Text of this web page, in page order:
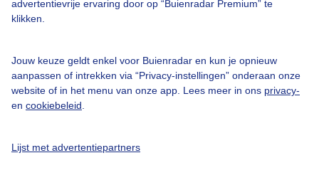
advertentievrije ervaring door op “Buienradar Premium” te
klikken.
Jouw keuze geldt enkel voor Buienradar en kun je opnieuw
aanpassen of intrekken via “Privacy-instellingen” onderaan onze
website of in het menu van onze app. Lees meer in ons privacy-
en cookiebeleid
Lijst met advertentiepartners
Veelgestelde vragen
Toegankelijkheid
Gebruikersvoorwaarden
Adverteren